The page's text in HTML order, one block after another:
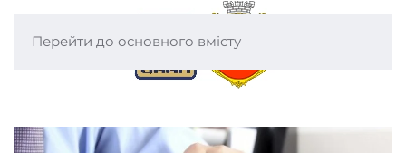
Перейти до основного вмісту